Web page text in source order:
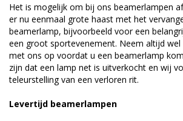
Het is mogelijk om bij ons beamerlampen
er nu eenmaal grote haast met het
beamerlamp, bijvoorbeeld voor een
een groot sportevenement. Neem altijd
met ons op voordat u een beamerlamp
zijn dat een lamp net is uitverkocht en wij
teleurstelling van een verloren rit.
Levertijd beamerlampen